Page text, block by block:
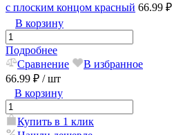
с плоским концом красный 66.99 ₽
В корзину
Подробнее
Сравнение
В избранное
66.99 ₽ / шт
В корзину
Купить в 1 клик